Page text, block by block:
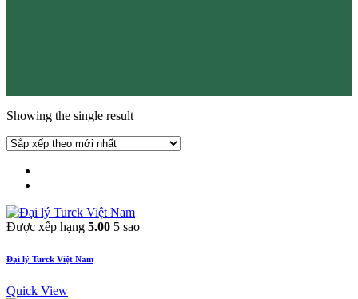
Showing the single result
Được xếp hạng 5.00 5 sao
Đại lý Turck Việt Nam
Quick View